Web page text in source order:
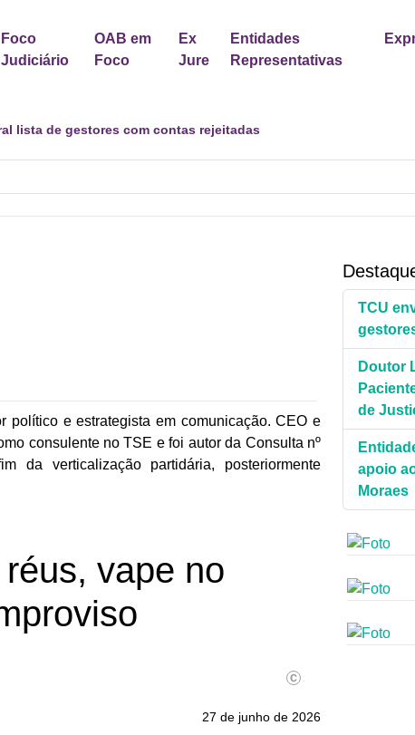
Foco
Judiciário
OAB em
Foco
Ex
Jure
Entidades
Representativas
para Pacientes com Doenças Raras é Medida de Justiça
político e estrategista em comunicação. CEO e
consulente no TSE e foi autor da Consulta nº
da verticalização partidária, posteriormente
vape no
Arq/JF
27 de junho de 2026
TCU
Doutor
de
apoio
Moraes